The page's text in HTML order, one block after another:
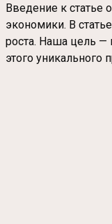
Введение к статье
экономики. В
роста. Наша цель —
этого уникального